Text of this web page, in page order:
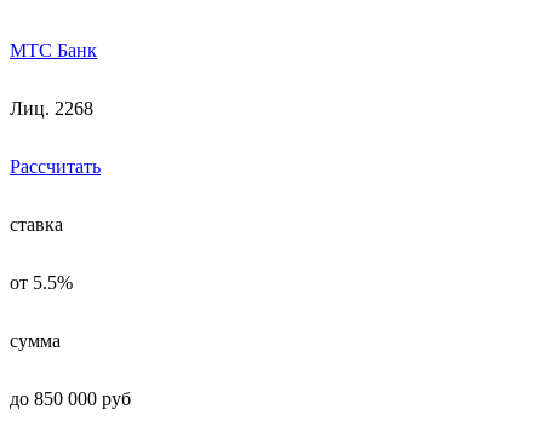
МТС Банк
Лиц. 2268
Рассчитать
ставка
от 5.5%
сумма
до 850 000 руб